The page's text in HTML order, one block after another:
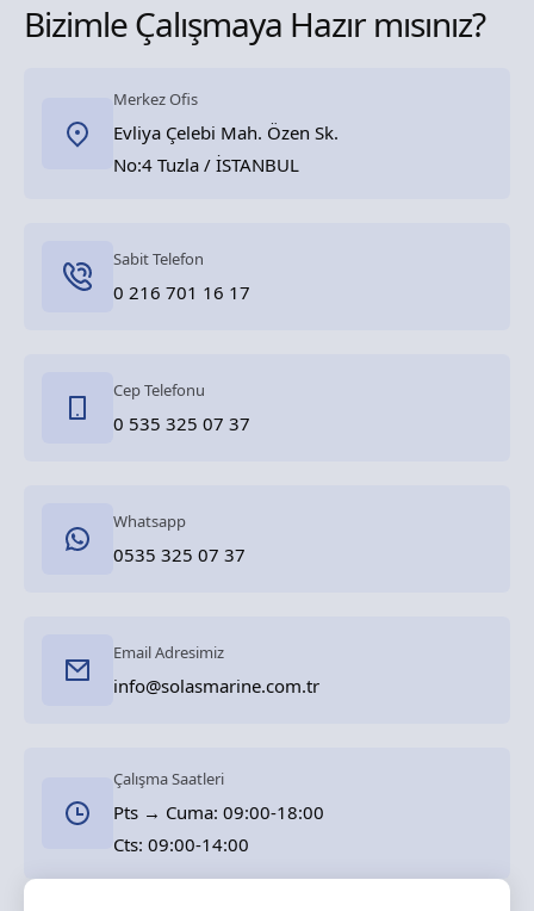
Bizimle Çalışmaya Hazır mısınız?
Merkez Ofis
Evliya Çelebi Mah. Özen Sk.
No:4 Tuzla / İSTANBUL
Sabit Telefon
0 216 701 16 17
Cep Telefonu
0 535 325 07 37
Whatsapp
0535 325 07 37
Email Adresimiz
info@solasmarine.com.tr
Çalışma Saatleri
Pts → Cuma: 09:00-18:00
Cts: 09:00-14:00